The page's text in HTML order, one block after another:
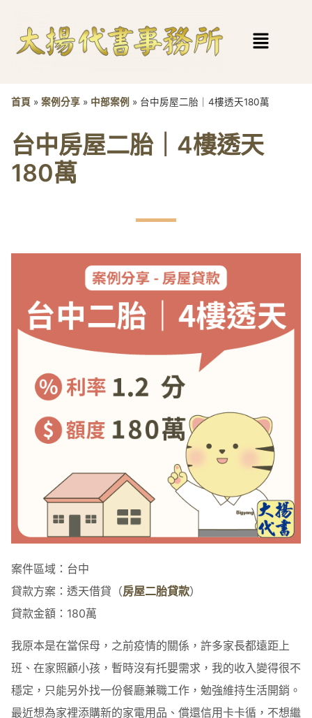
首頁 » 案例分享 » 中部案例 » 台中房屋二胎｜4樓透天180萬
台中房屋二胎｜4樓透天
180萬
案件區域：台中
貸款方案：透天借貸（房屋二胎貸款）
貸款金額：180萬
我原本是在當保母，之前疫情的關係，許多家長都遠距上
班、在家照顧小孩，暫時沒有托嬰需求，我的收入變得很不
穩定，只能另外找一份餐廳兼職工作，勉強維持生活開銷。
最近想為家裡添購新的家電用品、償還信用卡卡循，不想繼